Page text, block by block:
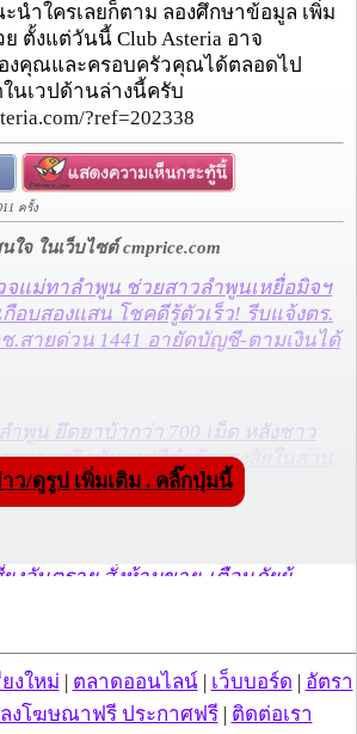
นำใครเลยก็ตาม ลองศึกษาข้อมูล เพิ่ม
ตั้งแต่วันนี้ Club Asteria อาจ
งคุณและครอบครัวคุณได้ตลอดไป
นเวปด้านล่างนี้ครับ
?ref=202338
ครั้ง
จ ในเว็บไซต์ cmprice.com
แม่ทาลำพูน ช่วยสาวลำพูนเหยื่อมิจฯ
อบสองแสน โชคดีรู้ตัวเร็ว! รีบแจ้งตร.
.สายด่วน 1441 อายัดบัญชี-ตามเงินได้
ำพูน ยึดยาบ้ากว่า 700 เม็ด หลังชาว
งพลาสติกพันเทปสีดำต้องสงสัยในสวน
ยงอันตราย สั่งห้ามขาย-เตือนภัยผู้
คนไทย” กลับประเทศผ่านด่าน
อดำเนินการตามกฎหมาย พบส่วนใหญ่มี
เซ็นเตอร์
ว/ดูรูป เพิ่มเติม . คลิ๊กปุ่มนี้
งใหม่ | ตลาดออนไลน์| เว็บบอร์ด | อัตรา
ลงโฆษณาฟรี ประกาศฟรี| ติดต่อเรา